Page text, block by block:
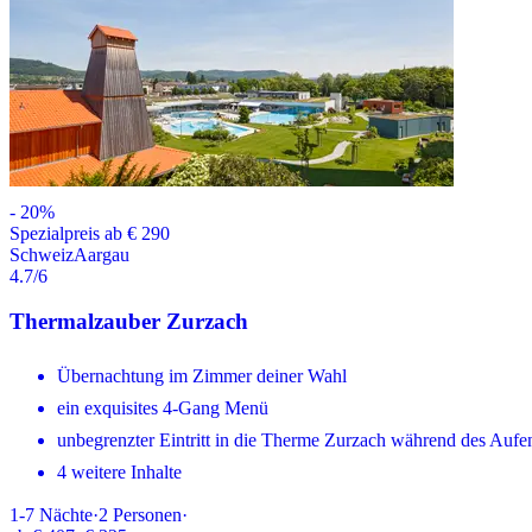
- 20%
Spezialpreis ab € 290
SchweizAargau
4.7/6
Thermalzauber Zurzach
Übernachtung im Zimmer deiner Wahl
ein exquisites 4-Gang Menü
unbegrenzter Eintritt in die Therme Zurzach während des
4 weitere Inhalte
1-7 Nächte·2 Personen·